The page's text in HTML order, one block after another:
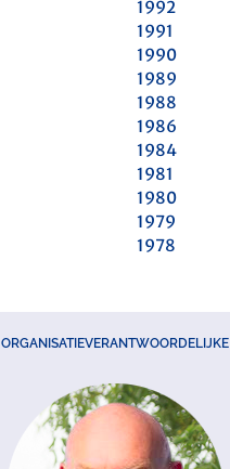
1992
1991
1990
1989
1988
1986
1984
1981
1980
1979
1978
ORGANISATIEVERANTWOORDELIJKE